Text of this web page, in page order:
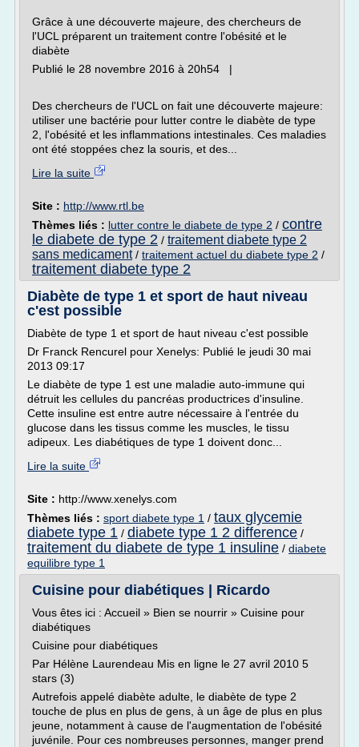
Grâce à une découverte majeure, des chercheurs de
l'UCL préparent un traitement contre l'obésité et le
diabète
Publié le 28 novembre 2016 à 20h54 |
Des chercheurs de l'UCL on fait une découverte majeure:
utiliser une bactérie pour lutter contre le diabète de type
2, l'obésité et les inflammations intestinales. Ces maladies
ont été stoppées chez la souris, et des...
Lire la suite
Site : http://www.rtl.be
Thèmes liés : lutter contre le diabete de type 2 / contre
le diabete de type 2 / traitement diabete type 2
sans medicament/ traitement actuel du diabete type 2 /
traitement diabete type 2
Diabète de type 1 et sport de haut niveau
c'est possible
Diabète de type 1 et sport de haut niveau c'est possible
Dr Franck Rencurel pour Xenelys: Publié le jeudi 30 mai
2013 09:17
Le diabète de type 1 est une maladie auto-immune qui
détruit les cellules du pancréas productrices d'insuline.
Cette insuline est entre autre nécessaire à l'entrée du
glucose dans les tissus comme les muscles, le tissu
adipeux. Les diabétiques de type 1 doivent donc...
Lire la suite
Site : http://www.xenelys.com
Thèmes liés : sport diabete type 1 / taux glycemie
diabete type 1 / diabete type 1 2 difference /
traitement du diabete de type 1 insuline / diabete
equilibre type 1
Cuisine pour diabétiques | Ricardo
Vous êtes ici : Accueil » Bien se nourrir » Cuisine pour
diabétiques
Cuisine pour diabétiques
Par Hélène Laurendeau Mis en ligne le 27 avril 2010 5
stars (3)
Autrefois appelé diabète adulte, le diabète de type 2
touche de plus en plus de gens, à un âge de plus en plus
jeune, notamment à cause de l'augmentation de l'obésité
juvénile. Pour ces nombreuses personnes, manger prend